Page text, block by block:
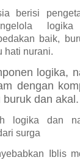
berisi
baik,
hati nurani.
logika,
dengan
dan akal.
logika dan
surga
Iblis